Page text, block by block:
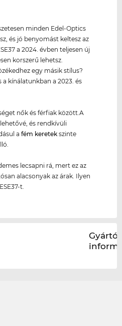
minden Edel-Optics
és jó benyomást keltesz az
a 2024. évben teljesen új
korszerű lehetsz.
egy másik stílus?
a kínálatunkban a 2023. és
nők és férfiak között.A
és rendkívüli
afém keretek szinte
lecsapni rá, mert ez az
alacsonyak az árak. Ilyen
t.
Gyártói